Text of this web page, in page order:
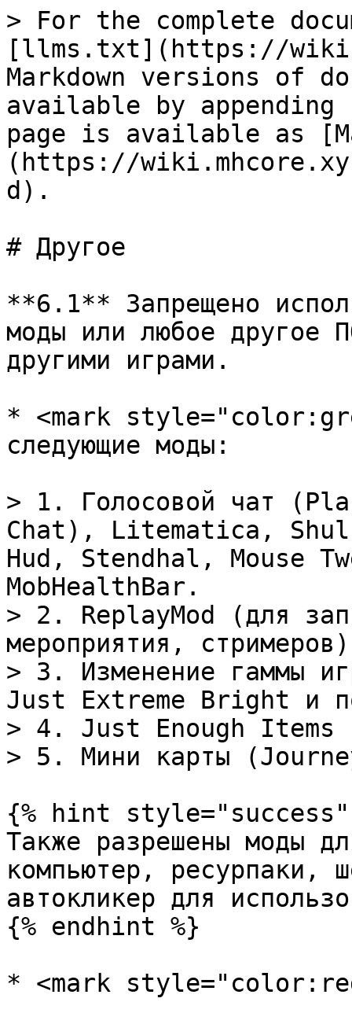
> For the complete
[llms.txt](https://
Markdown versions of
available by
page is available as
(https://
d).
# Другое
**6.1** Запрещено
моды или любое другое
другими играми.
* <mark
следующие моды:
> 1. Голосовой чат
Chat), Litematica,
Hud, Stendhal, Mouse
MobHealthBar.
> 2. ReplayMod (для
мероприятия,
> 3. Изменение гаммы
Just Extreme Bright и
> 4. Just Enough Items
> 5. Мини карты
{% hint style="success"
Также разрешены моды
компьютер, ресурпаки,
автокликер для
{% endhint %}
* <mark